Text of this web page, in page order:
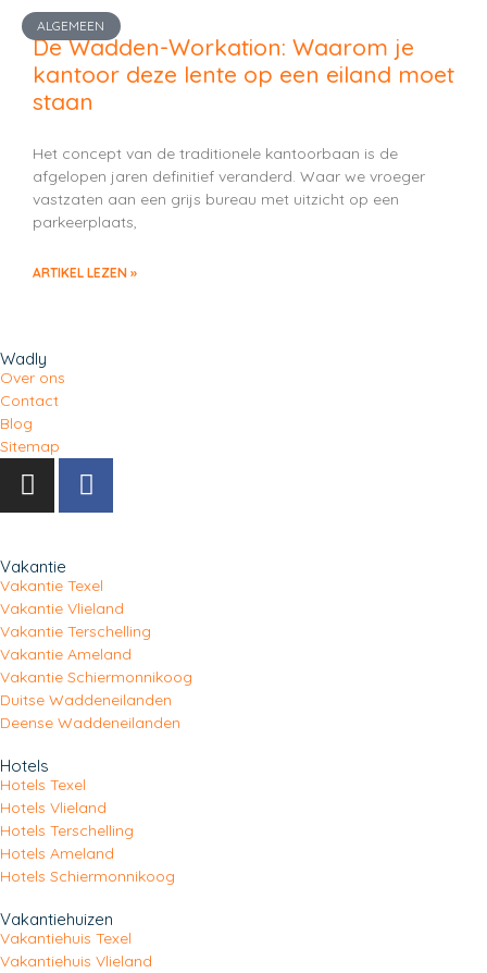
ALGEMEEN
De Wadden-Workation: Waarom je
kantoor deze lente op een eiland moet
staan
Het concept van de traditionele kantoorbaan is de
afgelopen jaren definitief veranderd. Waar we vroeger
vastzaten aan een grijs bureau met uitzicht op een
parkeerplaats,
ARTIKEL LEZEN »
Wadly
Over ons
Contact
Blog
Sitemap
Vakantie
Vakantie Texel
Vakantie Vlieland
Vakantie Terschelling
Vakantie Ameland
Vakantie Schiermonnikoog
Duitse Waddeneilanden
Deense Waddeneilanden
Hotels
Hotels Texel
Hotels Vlieland
Hotels Terschelling
Hotels Ameland
Hotels Schiermonnikoog
Vakantiehuizen
Vakantiehuis Texel
Vakantiehuis Vlieland